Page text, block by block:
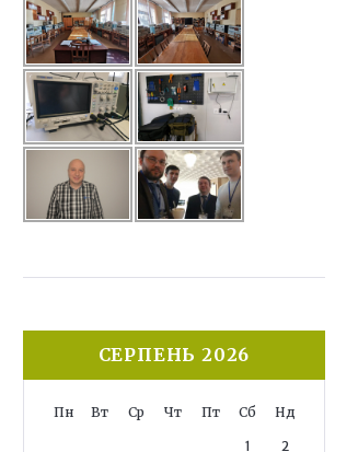
СЕРПЕНЬ 2026
Пн Вт Ср Чт Пт Сб Нд
1 2